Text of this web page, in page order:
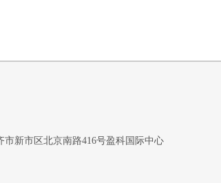
市新市区北京南路416号盈科国际中心